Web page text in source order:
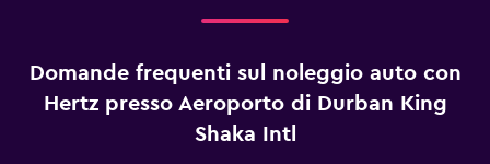
Domande frequenti sul noleggio auto con
Hertz presso Aeroporto di Durban King
Shaka Intl